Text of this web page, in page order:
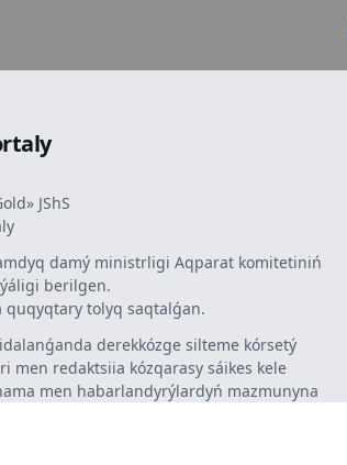
JShS
damý ministrligi Aqparat komitetiniń
berilgen.
quqyqtary tolyq saqtalǵan.
derekkózge silteme kórsetý
men redaktsiia kózqarasy sáikes kele
men habarlandyrýlardyń mazmunyna